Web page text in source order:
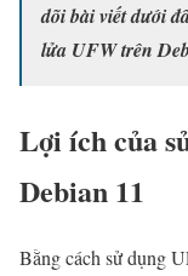
dõi bài viết dưới
lửa UFW trên
Lợi ích của
Debian 11
Bằng cách sử dụng